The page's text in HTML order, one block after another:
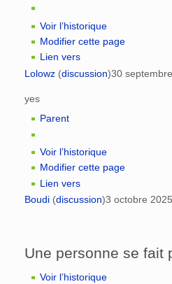
Voir l’historique
Modifier cette page
Lien vers
Lolowz (discussion)30
yes
Parent
Voir l’historique
Modifier cette page
Lien vers
Boudi (discussion)3 octobre
Une personne se fait
Voir l’historique